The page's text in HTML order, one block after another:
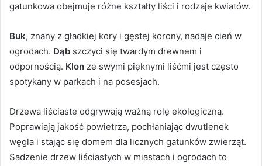
gatunkowa obejmuje różne kształty liści i rodzaje kwiatów.
Buk, znany z gładkiej kory i gęstej korony, nadaje cień w
ogrodach. Dąb szczyci się twardym drewnem i
odpornością. Klon ze swymi pięknymi liśćmi jest często
spotykany w parkach i na posesjach.
Drzewa liściaste odgrywają ważną rolę ekologiczną.
Poprawiają jakość powietrza, pochłaniając dwutlenek
węgla i stając się domem dla licznych gatunków zwierząt.
Sadzenie drzew liściastych w miastach i ogrodach to